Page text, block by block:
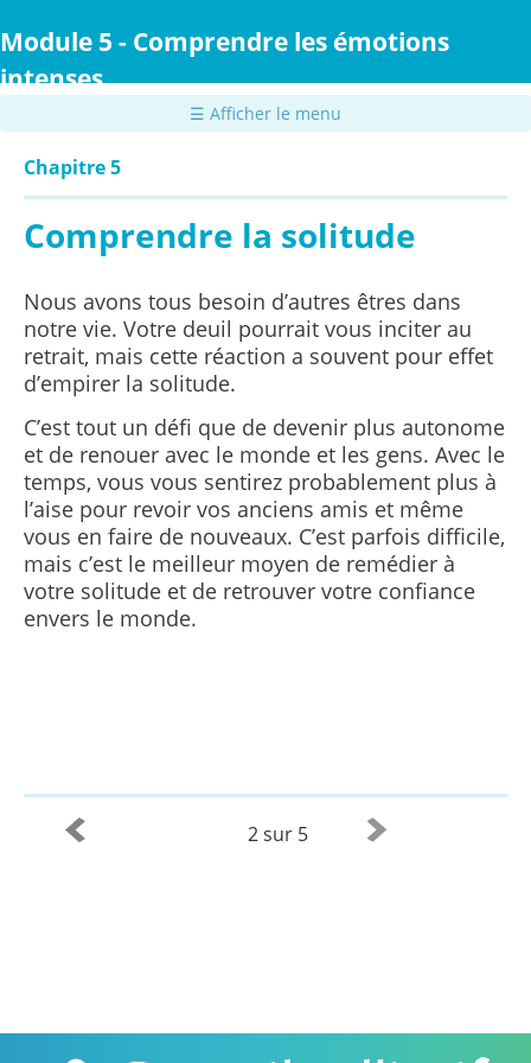
au
principal
Module 5 - Comprendre les émotions
intenses
☰ Afficher le menu
Chapitre 5
Comprendre la solitude
Nous avons tous besoin d’autres êtres dans
notre vie. Votre deuil pourrait vous inciter au
retrait, mais cette réaction a souvent pour effet
d’empirer la solitude.
C’est tout un défi que de devenir plus autonome
et de renouer avec le monde et les gens. Avec le
temps, vous vous sentirez probablement plus à
l’aise pour revoir vos anciens amis et même
vous en faire de nouveaux. C’est parfois difficile,
mais c’est le meilleur moyen de remédier à
votre solitude et de retrouver votre confiance
envers le monde.
2 sur 5